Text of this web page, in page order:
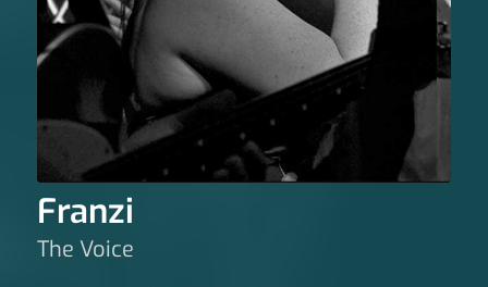
Franzi
The Voice